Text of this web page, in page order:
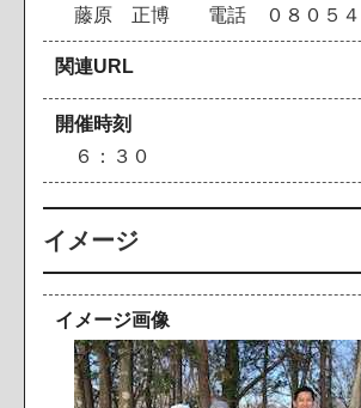
藤原 正博 電話 ０ ８ ０ ５ ４
関連URL
開催時刻
６
： ３ ０
イメージ
イメージ画像